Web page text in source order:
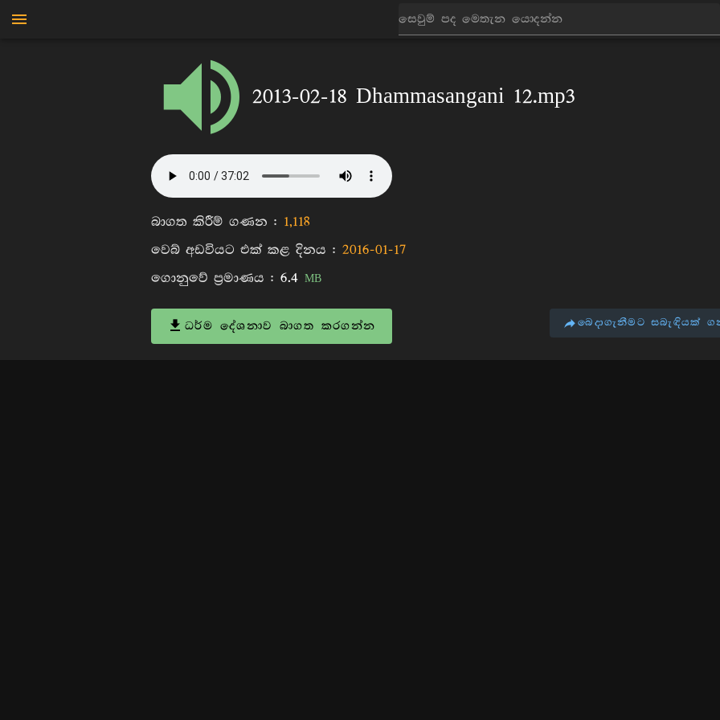
2013-02-18 Dhammasangani 12.mp3
බාගත කිරීම් ගණන : 1,118
වෙබ් අඩවියට එක් කළ දිනය : 2016-01-17
ගොනුවේ ප්‍රමාණය : 6.4 MB
ධර්ම දේශනාව බාගත කරගන්න බෙදාගැනීමට සබැඳියක්